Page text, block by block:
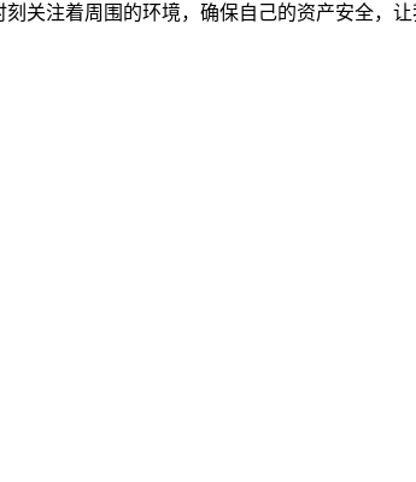
注着周围的环境，确保自己的资产安全，